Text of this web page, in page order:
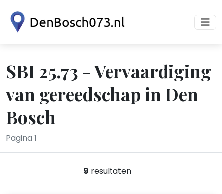
SBI 25.73 - Vervaardiging
van gereedschap in Den
Bosch
Pagina 1
9 resultaten